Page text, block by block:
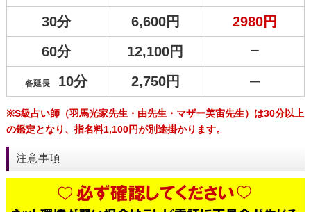
30分 6,600円
2980円
60分
12,100円 ー
各延長 10分 2,750円 ―
※S級占い師（羽馬光家先生・由先生・マザー美宙先生）は30分以上
の鑑定となり、指名料1,100円が別途掛かります。
注意事項